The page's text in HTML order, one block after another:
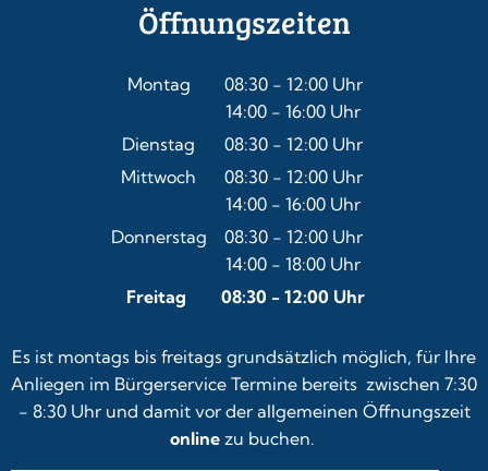
Öffnungszeiten
Montag 08:30- 12:00Uhr
Von 08:30 bis 12:00 Uhr
14:00 - 16:00 Uhr
Von 14:00 bis 16:00 Uhr
Dienstag 08:30- 12:00Uhr
Von 08:30 bis 12:00 Uhr
Mittwoch 08:30- 12:00Uhr
Von 08:30 bis 12:00 Uhr
14:00 - 16:00 Uhr
Von 14:00 bis 16:00 Uhr
Donnerstag 08:30- 12:00Uhr
Von 08:30 bis 12:00 Uhr
14:00 - 18:00 Uhr
Von 14:00 bis 18:00 Uhr
Freitag 08:30 - 12:00 Uhr
Es ist montags bis freitags grundsätzlich möglich, für Ihre
Anliegen im Bürgerservice Termine bereits zwischen 7:30
- 8:30 Uhr und damit vor der allgemeinen Öffnungszeit
onlinezu buchen.